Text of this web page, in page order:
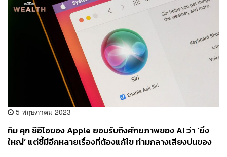
5 พฤษภาคม 2023
ทิม คุก ซีอีโอของ Apple ยอมรับถึงศักยภาพของ AI ว่า ‘ยิ่ง
ใหญ่’ แต่ชี้มีอีกหลายเรื่องที่ต้องแก้ไข ท่ามกลางเสียงบ่นของ